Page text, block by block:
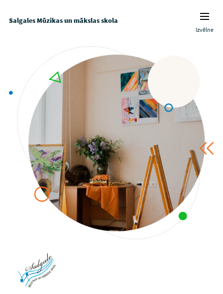
Salgales Mūzikas un mākslas skola
Izvēlne